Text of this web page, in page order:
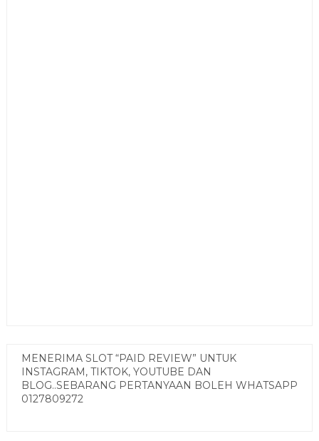
MENERIMA SLOT “PAID REVIEW” UNTUK
INSTAGRAM, TIKTOK, YOUTUBE DAN
BLOG..SEBARANG PERTANYAAN BOLEH WHATSAPP
0127809272